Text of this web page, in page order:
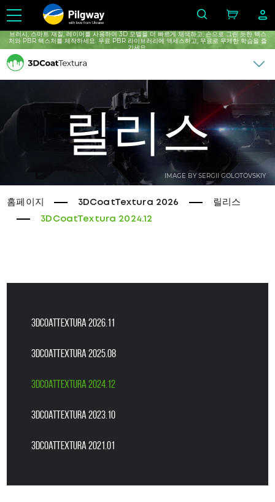
with love from Ukraine
브러시, 스마트 재질, 레이어를 사용하여 3D 모델을 더 빠르게 채색하고, 손으로 그린 ​​듯한 텍스
처와 PBR 텍스처를 제작하세요. 무료 PBR 라이브러리에 액세스하고, 무료로 무제한 학습을 ​​즐
기세요.
IMAGE BY SERGII GOLOTOVSKIY
릴리스
홈페이지 3DCoatTextura 2026
릴리스
3DCoatTextura 2024.12
3DCoatTextura 2026.11
3DCoatTextura 2025.08
3DCoatTextura 2024.12
3DCoatTextura 2023.10
3DCoatTextura 2021.01